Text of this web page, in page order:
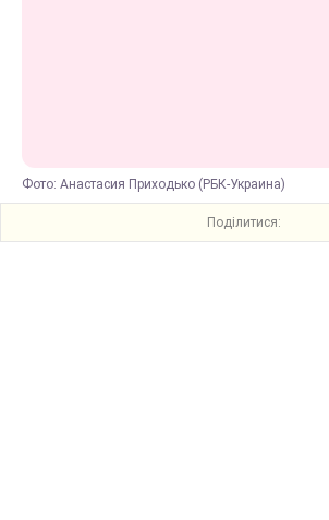
Фото: Анастасия Приходько (РБК-Украина)
Поділитися: